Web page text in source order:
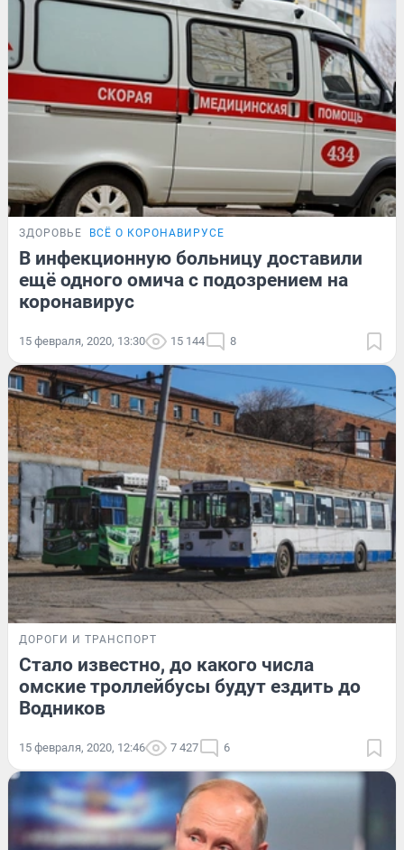
ЗДОРОВЬЕ ВСЁ О КОРОНАВИРУСЕ
В инфекционную больницу доставили
ещё одного омича с подозрением на
коронавирус
15 февраля, 2020, 13:30 15 144 8
ДОРОГИ И ТРАНСПОРТ
Стало известно, до какого числа
омские троллейбусы будут ездить до
Водников
15 февраля, 2020, 12:46 7 427 6